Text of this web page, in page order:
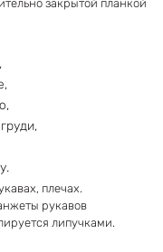
закрытой планкой
плечах.
рукавов
липучками.